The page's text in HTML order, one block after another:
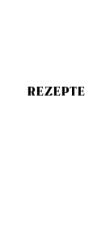
REZEPTE